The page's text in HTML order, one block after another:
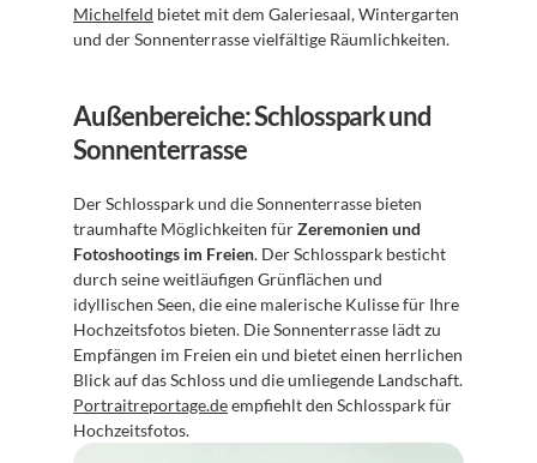
Michelfeld bietet mit dem Galeriesaal, Wintergarten
und der Sonnenterrasse vielfältige Räumlichkeiten.
Außenbereiche: Schlosspark und
Sonnenterrasse
Der Schlosspark und die Sonnenterrasse bieten
traumhafte Möglichkeiten für Zeremonien und
Fotoshootings im Freien. Der Schlosspark besticht
durch seine weitläufigen Grünflächen und
idyllischen Seen, die eine malerische Kulisse für Ihre
Hochzeitsfotos bieten. Die Sonnenterrasse lädt zu
Empfängen im Freien ein und bietet einen herrlichen
Portraitreportage.de empfiehlt den Schlosspark für
Hochzeitsfotos.